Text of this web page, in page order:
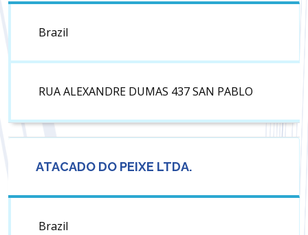
Brazil
RUA ALEXANDRE DUMAS 437 SAN PABLO
ATACADO DO PEIXE LTDA.
Brazil